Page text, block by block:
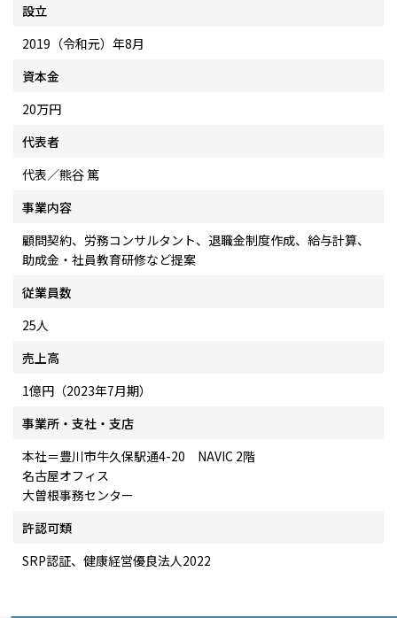
設立
2019（令和元）年8月
資本金
20万円
代表者
代表／熊谷 篤
事業内容
顧問契約、労務コンサルタント、退職金制度作成、給与計算、
助成金・社員教育研修など提案
従業員数
25人
売上高
1億円（2023年7月期）
事業所・支社・支店
本社＝豊川市牛久保駅通4-20 NAVIC 2階
名古屋オフィス
大曽根事務センター
許認可類
SRP認証、健康経営優良法人2022